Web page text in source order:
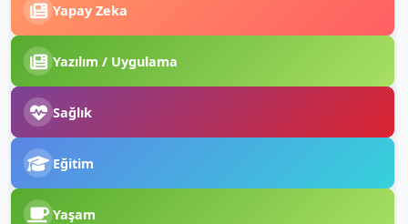
Yapay Zeka
Yazılım / Uygulama
Sağlık
Eğitim
Yaşam